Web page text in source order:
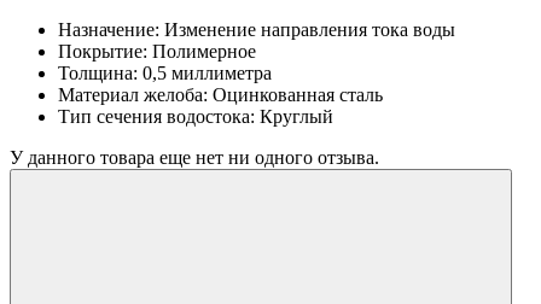
Назначение: Изменение направления тока воды
Покрытие: Полимерное
Толщина: 0,5 миллиметра
Материал желоба: Оцинкованная сталь
Тип сечения водостока: Круглый
У данного товара еще нет ни одного отзыва.